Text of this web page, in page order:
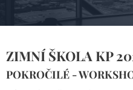
ZIMNÍ ŠKOLA KP
POKROČILÉ -